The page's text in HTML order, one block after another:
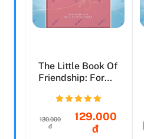
The Little Book Of
Friendship: For
130.000
đ
129.000
đ